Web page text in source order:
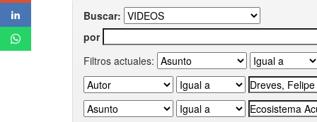
Buscar:
por
Filtros actuales: